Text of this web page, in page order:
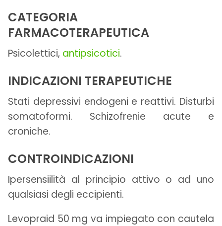
CATEGORIA
FARMACOTERAPEUTICA
Psicolettici, antipsicotici.
INDICAZIONI TERAPEUTICHE
Stati depressivi endogeni e reattivi. Disturbi
somatoformi. Schizofrenie acute e
croniche.
CONTROINDICAZIONI
Ipersensiilità al principio attivo o ad uno
qualsiasi degli eccipienti.
Levopraid 50 mg va impiegato con cautela